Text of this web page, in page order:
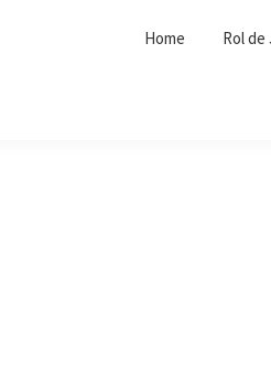
Home Rol de